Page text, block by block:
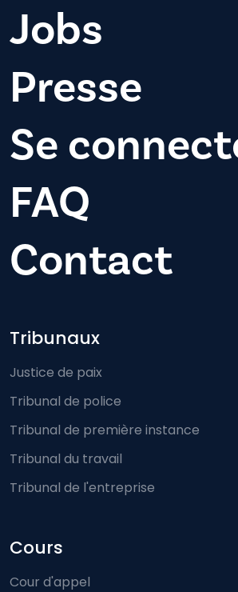
Jobs
Presse
Se
FAQ
Contact
Footer-menu
Tribunaux
Justice de paix
Tribunal de police
Tribunal de première instance
Tribunal du travail
Tribunal de l'entreprise
Cours
Cour d'appel